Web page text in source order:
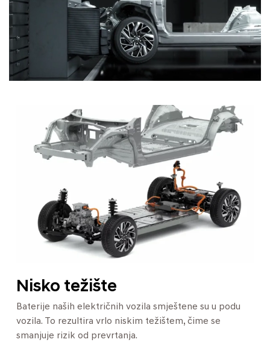
Nisko težište
Baterije naših električnih vozila smještene su u podu
vozila. To rezultira vrlo niskim težištem, čime se
smanjuje rizik od prevrtanja.